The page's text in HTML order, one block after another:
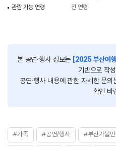
지금 당장 멀리 떠나기는 어려워도 돗자
여행의 필수요소. 먹거리. 부산지역을
푸드트럭들이 모여 무더위가 가시지 않
관람 가능 연령
전 연령
본 공연·행사 정보는 [2025 부산여
기반으로 작
공연·행사 내용에 관한 자세한 문
확인 바
#가족 #공연/행사 #부산가볼